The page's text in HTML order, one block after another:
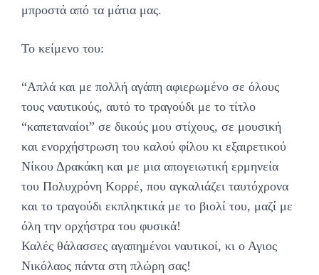
μπροστά από τα μάτια μας.
Το κείμενο του:
“Απλά και με πολλή αγάπη αφιερωμένο σε όλους
τους ναυτικούς, αυτό το τραγούδι με το τίτλο
“καπεταναίοι” σε δικούς μου στίχους, σε μουσική
και ενορχήστρωση του καλού φίλου κι εξαιρετικού
Νίκου Δρακάκη και με μια απογειωτική ερμηνεία
του Πολυχρόνη Κορρέ, που αγκαλιάζει ταυτόχρονα
και το τραγούδι εκπληκτικά με το βιολί του, μαζί με
όλη την ορχήστρα του φυσικά!
Καλές θάλασσες αγαπημένοι ναυτικοί, κι ο Αγιος
Νικόλαος πάντα στη πλώρη σας!